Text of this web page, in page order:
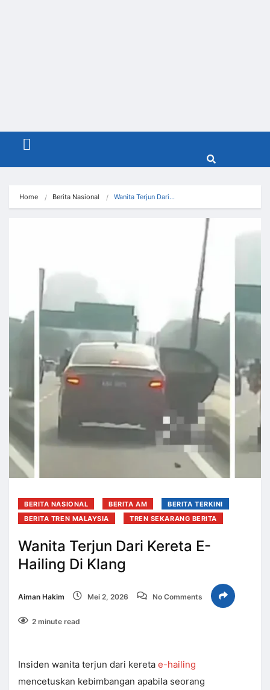
Menu
Home Berita Nasional Wanita Terjun Dari…
BERITA NASIONAL BERITA AM
BERITA TERKINI
BERITA TREN MALAYSIA
TREN SEKARANG BERITA
Wanita Terjun Dari Kereta E-
Hailing Di Klang
Aiman Hakim Mei 2, 2026 No Comments
2 minute read
Insiden wanita terjun dari kereta e-hailing
mencetuskan kebimbangan apabila seorang